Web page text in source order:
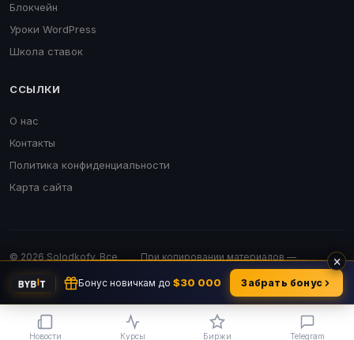
Блокчейн
Уроки WordPress
Школа ставок
ССЫЛКИ
О нас
Контакты
Политика конфиденциальности
Карта сайта
© 2026 Solodkofv. Все
При копировании материалов —
обязательна активная ссылка.
×
Бонус новичкам до $30 000 Забрать бонус
Новости Курсы Биржи Telegram